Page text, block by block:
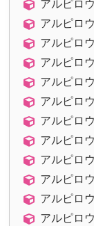
アルピロ
アルピロ
アルピロ
アルピロ
アルピロ
アルピロ
アルピロ
アルピロ
アルピロ
アルピロ
アルピロ
アルピロ